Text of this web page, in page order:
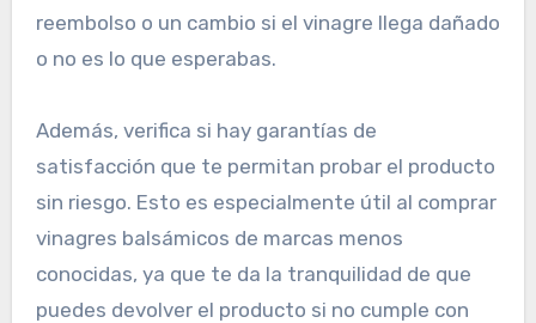
reembolso o un cambio si el vinagre llega dañado
o no es lo que esperabas.
Además, verifica si hay garantías de
satisfacción que te permitan probar el producto
sin riesgo. Esto es especialmente útil al comprar
vinagres balsámicos de marcas menos
conocidas, ya que te da la tranquilidad de que
puedes devolver el producto si no cumple con